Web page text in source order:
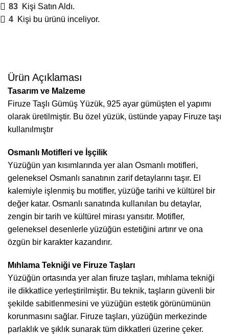
83 Kişi Satın Aldı.
4 Kişi bu ürünü inceliyor.
Ürün Açıklaması
Tasarım ve Malzeme
Firuze Taşlı Gümüş Yüzük, 925 ayar gümüşten el yapımı
olarak üretilmiştir. Bu özel yüzük, üstünde yapay Firuze taşı
kullanılmıştır
Osmanlı Motifleri ve İşçilik
Yüzüğün yan kısımlarında yer alan Osmanlı motifleri,
geleneksel Osmanlı sanatının zarif detaylarını taşır. El
kalemiyle işlenmiş bu motifler, yüzüğe tarihi ve kültürel bir
değer katar. Osmanlı sanatında kullanılan bu detaylar,
zengin bir tarih ve kültürel mirası yansıtır. Motifler,
geleneksel desenlerle yüzüğün estetiğini artırır ve ona
özgün bir karakter kazandırır.
Mıhlama Tekniği ve Firuze Taşları
Yüzüğün ortasında yer alan firuze taşları, mıhlama tekniği
ile dikkatlice yerleştirilmiştir. Bu teknik, taşların güvenli bir
şekilde sabitlenmesini ve yüzüğün estetik görünümünün
korunmasını sağlar. Firuze taşları, yüzüğün merkezinde
parlaklık ve şıklık sunarak tüm dikkatleri üzerine çeker.